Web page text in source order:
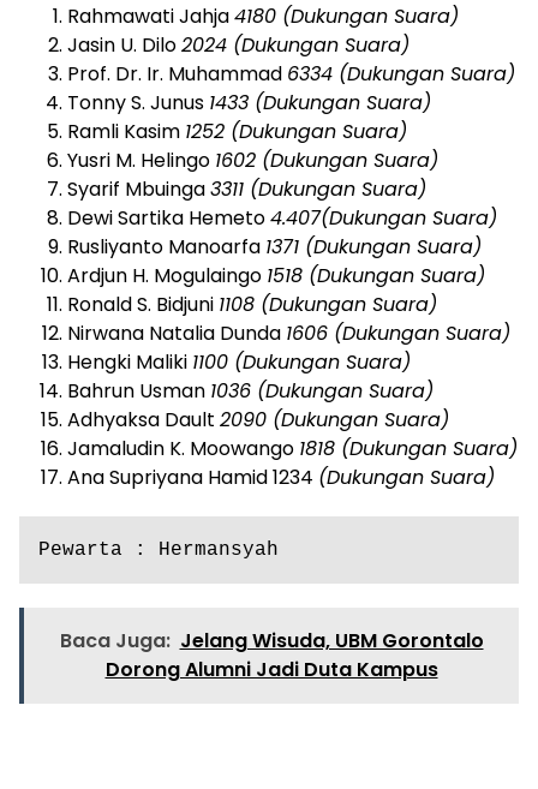
Rahmawati Jahja4180 (Dukungan Suara)
Jasin U. Dilo2024 (Dukungan Suara)
Prof. Dr. Ir. Muhammad 6334 (Dukungan Suara)
Tonny S. Junus 1433 (Dukungan Suara)
Ramli Kasim 1252 (Dukungan Suara)
Yusri M. Helingo 1602 (Dukungan Suara)
Syarif Mbuinga3311 (Dukungan Suara)
Dewi Sartika Hemeto4.407(Dukungan Suara)
Rusliyanto Manoarfa 1371 (Dukungan Suara)
Ardjun H. Mogulaingo 1518 (Dukungan Suara)
Ronald S. Bidjuni 1108 (Dukungan Suara)
Nirwana Natalia Dunda 1606 (Dukungan Suara)
Hengki Maliki 1100 (Dukungan Suara)
Bahrun Usman 1036 (Dukungan Suara)
Adhyaksa Dault 2090 (Dukungan Suara)
Jamaludin K. Moowango 1818 (Dukungan Suara)
Ana Supriyana Hamid 1234 (Dukungan Suara)
Pewarta : Hermansyah
Baca Juga: Jelang Wisuda, UBM Gorontalo
Dorong Alumni Jadi Duta Kampus